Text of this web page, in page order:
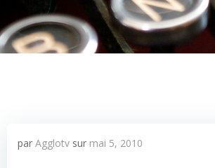
par Agglotv sur mai 5, 2010